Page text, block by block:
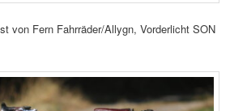
von Fern Fahrräder/Allygn, Vorderlicht SON